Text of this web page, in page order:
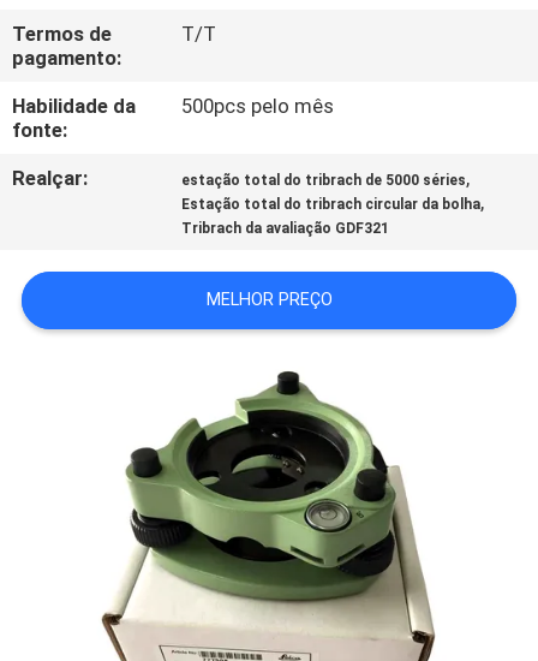
PEÇA
UMAS
CITAÇÕES
MAPA
SITE
Termos de
pagamento:
T/T
Habilidade da
fonte:
500pcs pelo mês
Realçar: estação total do tribrach de 5000 séries,
Estação total do tribrach circular da bolha,
Tribrach da avaliação GDF321
MELHOR PREÇO